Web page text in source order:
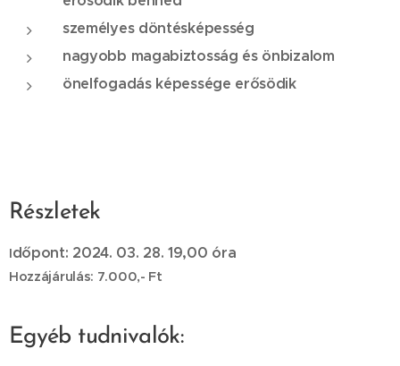
személyes döntésképesség
nagyobb magabiztosság és önbizalom
önelfogadás képessége erősödik
Részletek
Időpont: 2024. 03. 28. 19,00 óra
Hozzájárulás: 7.000,- Ft
Egyéb tudnivalók: